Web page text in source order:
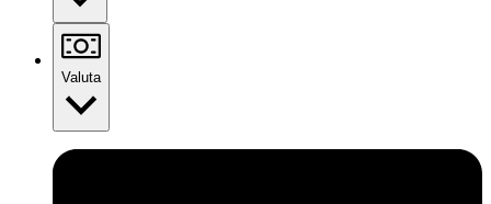
Valuta